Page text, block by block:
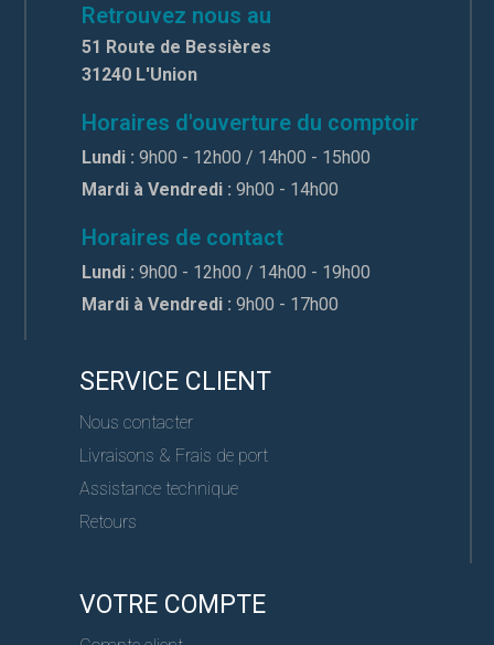
Retrouvez nous au
51 Route de Bessières
31240 L'Union
Horaires d'ouverture du comptoir
Lundi : 9h00 - 12h00 / 14h00 - 15h00
Mardi à Vendredi : 9h00 - 14h00
Horaires de contact
Lundi : 9h00 - 12h00 / 14h00 - 19h00
Mardi à Vendredi : 9h00 - 17h00
SERVICE CLIENT
Nous contacter
Livraisons & Frais de port
Assistance technique
Retours
VOTRE COMPTE